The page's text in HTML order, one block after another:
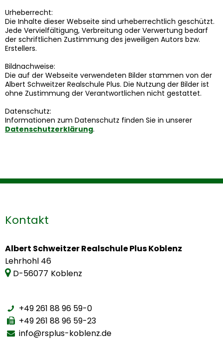
Urheberrecht:
Die Inhalte dieser Webseite sind urheberrechtlich geschützt.
Jede Vervielfältigung, Verbreitung oder Verwertung bedarf
der schriftlichen Zustimmung des jeweiligen Autors bzw.
Erstellers.
Bildnachweise:
Die auf der Webseite verwendeten Bilder stammen von der
Albert Schweitzer Realschule Plus. Die Nutzung der Bilder ist
ohne Zustimmung der Verantwortlichen nicht gestattet.
Datenschutz:
Informationen zum Datenschutz finden Sie in unserer
Datenschutzerklärung.
Kontakt
Albert Schweitzer Realschule Plus Koblenz
Lehrhohl 46
D-56077 Koblenz
+49 261 88 96 59-0
+49 261 88 96 59-23
info@rsplus-koblenz.de